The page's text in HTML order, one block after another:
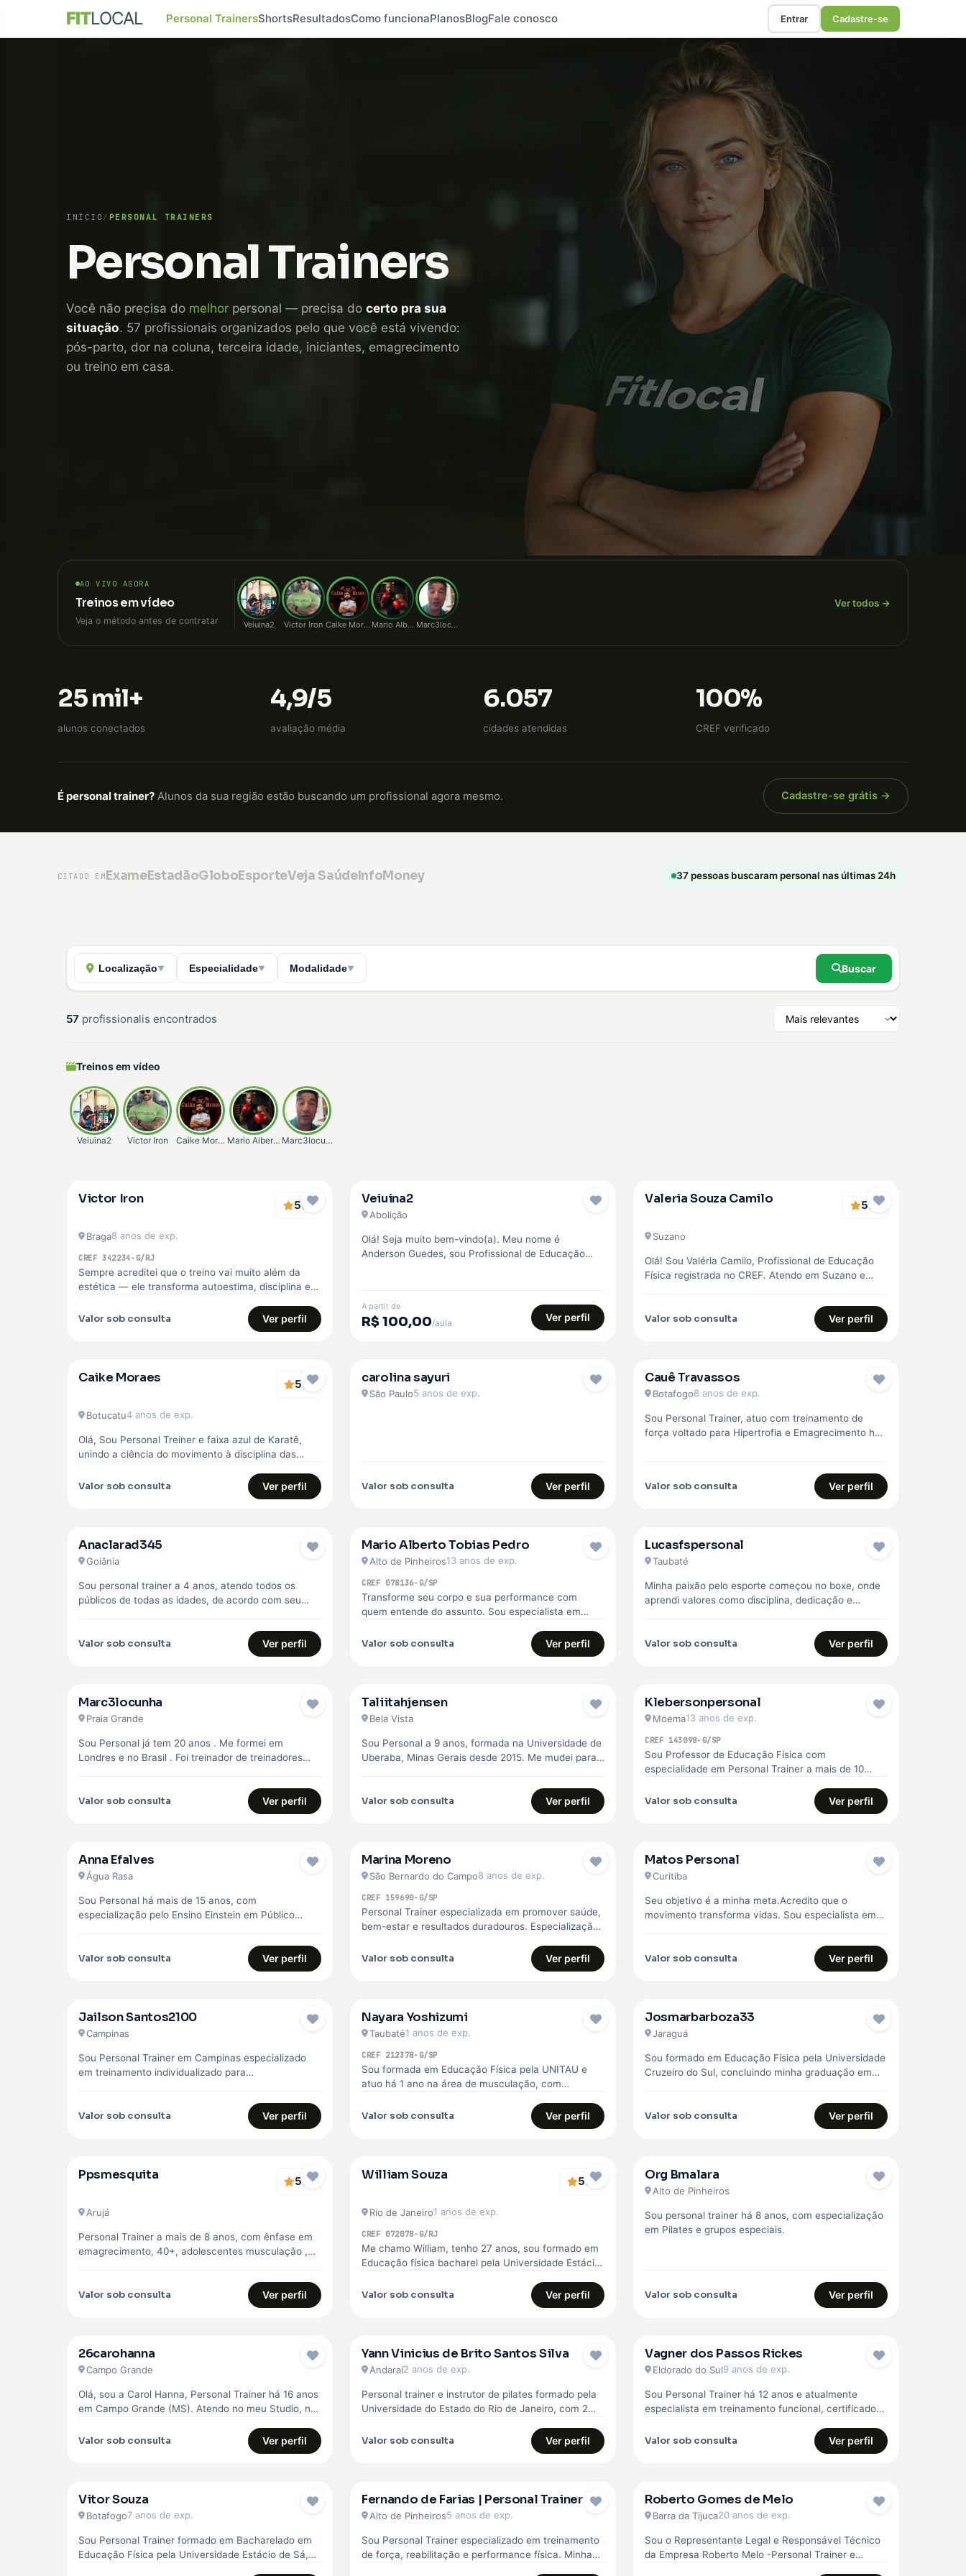
FITLOCAL Personal TrainersShortsResultadosComo funcionaPlanosBlogFale conosco Entrar Cadastre-se
INÍCIO / PERSONAL TRAINERS
Personal Trainers
Você não precisa do melhor personal — precisa do certo pra sua
situação. 57 profissionais organizados pelo que você está vivendo:
pós-parto, dor na coluna, terceira idade, iniciantes, emagrecimento
ou treino em casa.
AO VIVO AGORA
Treinos em vídeo
Veja o método antes de contratar Veiuina2 Victor Iron Caike MoraesMario AlbertoMarc3locunha
Ver todos →
25 mil+
alunos conectados
4,9/5
avaliação média
6.057
cidades atendidas
100%
CREF verificado
É personal trainer? Alunos da sua região estão buscando um profissional agora mesmo. Cadastre-se grátis →
CITADO EM ExameEstadãoGloboEsporteVeja SaúdeInfoMoney 37 pessoas buscaram personal nas últimas 24h
Localização▼ Especialidade▼ Modalidade▼ Buscar
57 profissionalis encontrados
Treinos em vídeo
Veiuina2 Victor Iron Caike MoraesMario Alberto Marc3locunha
Premium
Victor Iron 5(2)
Braga8 anos de exp.
CREF 342234-G/RJ
Sempre acreditei que o treino vai muito além da
estética — ele transforma autoestima, disciplina e
Valor sob consulta Ver perfil
Pro
Veiuina2
Abolição
Olá! Seja muito bem-vindo(a). Meu nome é
Anderson Guedes, sou Profissional de Educação
A partir de
R$ 100,00/aula Ver perfil
EMBAIXADOR
Valeria Souza Camilo 5(1)
Suzano
Olá! Sou Valéria Camilo, Profissional de Educação
Física registrada no CREF. Atendo em Suzano e
Valor sob consulta Ver perfil
EMBAIXADOR
Caike Moraes 5(1)
Botucatu4 anos de exp.
Olá, Sou Personal Treiner e faixa azul de Karatê,
unindo a ciência do movimento à disciplina das
Valor sob consulta Ver perfil
EMBAIXADOR
carolina sayuri
São Paulo5 anos de exp.
Valor sob consulta Ver perfil
EMBAIXADOR
Cauê Travassos
Botafogo8 anos de exp.
Sou Personal Trainer, atuo com treinamento de
força voltado para Hipertrofia e Emagrecimento há
Valor sob consulta Ver perfil
Anaclarad345
Goiânia
Sou personal trainer a 4 anos, atendo todos os
públicos de todas as idades, de acordo com seu
Valor sob consulta Ver perfil
Mario Alberto Tobias Pedro
Alto de Pinheiros13 anos de exp.
CREF 078136-G/SP
Transforme seu corpo e sua performance com
quem entende do assunto. Sou especialista em
Valor sob consulta Ver perfil
Lucasfspersonal
Taubaté
Minha paixão pelo esporte começou no boxe, onde
aprendi valores como disciplina, dedicação e
Valor sob consulta Ver perfil
Marc3locunha
Praia Grande
Sou Personal já tem 20 anos . Me formei em
Londres e no Brasil . Foi treinador de treinadores
Valor sob consulta Ver perfil
Taliitahjensen
Bela Vista
Sou Personal a 9 anos, formada na Universidade de
Uberaba, Minas Gerais desde 2015. Me mudei para
Valor sob consulta Ver perfil
Klebersonpersonal
Moema13 anos de exp.
CREF 143098-G/SP
Sou Professor de Educação Física com
especialidade em Personal Trainer a mais de 10
Valor sob consulta Ver perfil
Anna Efalves
Água Rasa
Sou Personal há mais de 15 anos, com
especialização pelo Ensino Einstein em Público
Valor sob consulta Ver perfil
Marina Moreno
São Bernardo do Campo8 anos de exp.
CREF 159690-G/SP
Personal Trainer especializada em promover saúde,
bem-estar e resultados duradouros. Especialização
da qualidade de…
Valor sob consulta Ver perfil
Matos Personal
Curitiba
Seu objetivo é a minha meta.Acredito que o
movimento transforma vidas. Sou especialista em
Valor sob consulta Ver perfil
Jailson Santos2100
Campinas
Sou Personal Trainer em Campinas especializado
em treinamento individualizado para
muscular. Trabalho com alunos iniciantes e…
Valor sob consulta Ver perfil
Nayara Yoshizumi
Taubaté1 anos de exp.
CREF 212378-G/SP
Sou formada em Educação Física pela UNITAU e
atuo há 1 ano na área de musculação, com
Valor sob consulta Ver perfil
Josmarbarboza33
Jaraguá
Sou formado em Educação Física pela Universidade
Cruzeiro do Sul, concluindo minha graduação em
Valor sob consulta Ver perfil
Ppsmesquita 5(1)
Arujá
Personal Trainer a mais de 8 anos, com ênfase em
emagrecimento, 40+, adolescentes musculação ,
Valor sob consulta Ver perfil
William Souza 5(1)
Rio de Janeiro1 anos de exp.
CREF 072078-G/RJ
Me chamo William, tenho 27 anos, sou formado em
Educação física bacharel pela Universidade Estácio
Valor sob consulta Ver perfil
Org Bmalara
Alto de Pinheiros
Sou personal trainer há 8 anos, com especialização
em Pilates e grupos especiais.
Valor sob consulta Ver perfil
26carohanna
Campo Grande
Olá, sou a Carol Hanna, Personal Trainer há 16 anos
em Campo Grande (MS). Atendo no meu Studio, no
Valor sob consulta Ver perfil
Yann Vinicius de Brito Santos Silva
Andaraí2 anos de exp.
Personal trainer e instrutor de pilates formado pela
Universidade do Estado do Rio de Janeiro, com 2
Valor sob consulta Ver perfil
Vagner dos Passos Rickes
Eldorado do Sul9 anos de exp.
Sou Personal Trainer há 12 anos e atualmente
especialista em treinamento funcional, certificado
Valor sob consulta Ver perfil
Vitor Souza
Botafogo7 anos de exp.
Sou Personal Trainer formado em Bacharelado em
Educação Física pela Universidade Estácio de Sá,
Fernando de Farias | Personal Trainer
Alto de Pinheiros5 anos de exp.
Sou Personal Trainer especializado em treinamento
de força, reabilitação e performance física. Minha
Roberto Gomes de Melo
Barra da Tijuca20 anos de exp.
Sou o Representante Legal e Responsável Técnico
da Empresa Roberto Melo -Personal Trainer e